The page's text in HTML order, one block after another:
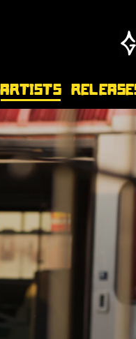
Artists